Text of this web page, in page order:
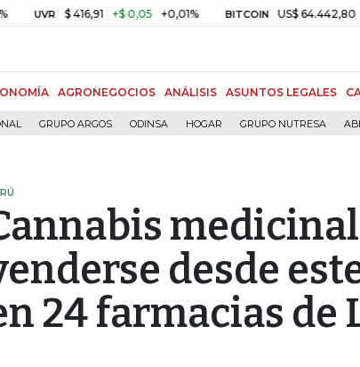
$ 416,91 +$ 0,05 +0,01% BITCOIN US$ 64.442,80 -US$
AGRONEGOCIOS ANÁLISIS ASUNTOS LEGALES
GRUPO ARGOS ODINSA HOGAR GRUPO NUTRESA
desde
24 farmacias de